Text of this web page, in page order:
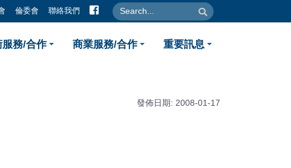
倫委會 聯絡我們 facebook
search search
、媒合角色為台灣生技產業
服務/合作 商業服務/合作 重要訊息
發佈日期: 2008-01-17